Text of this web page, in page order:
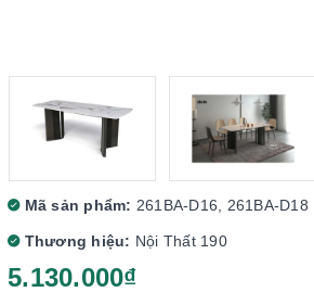
Mã sản phẩm: 261BA-D16, 261BA-D18
Thương hiệu: Nội Thất 190
5.130.000₫